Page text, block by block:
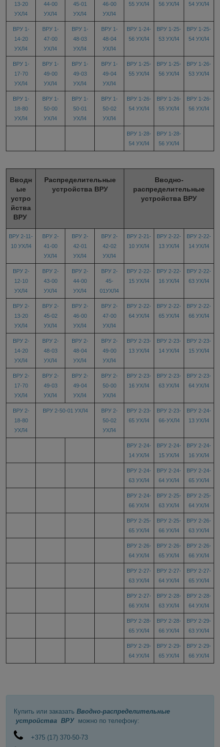
13-20
УХЛ4
44-00
УХЛ4
45-01
УХЛ4
46-00
УХЛ4
55 УХЛ4 56 УХЛ4 54 УХЛ4
ВРУ 1-
14-20
УХЛ4
ВРУ 1-
47-00
УХЛ4
ВРУ 1-
48-03
УХЛ4
ВРУ 1-
48-04
УХЛ4
ВРУ 1-24-
56 УХЛ4
ВРУ 1-25-
53 УХЛ4
ВРУ 1-25-
54 УХЛ4
ВРУ 1-
17-70
УХЛ4
ВРУ 1-
49-00
УХЛ4
ВРУ 1-
49-03
УХЛ4
ВРУ 1-
49-04
УХЛ4
ВРУ 1-25-
55 УХЛ4
ВРУ 1-25-
56 УХЛ4
ВРУ 1-26-
53 УХЛ4
ВРУ 1-
18-80
УХЛ4
ВРУ 1-
50-00
УХЛ4
ВРУ 1-
50-01
УХЛ4
ВРУ 1-
50-02
УХЛ4
ВРУ 1-26-
54 УХЛ4
ВРУ 1-26-
55 УХЛ4
ВРУ 1-26-
56 УХЛ4
ВРУ 1-28-
54 УХЛ4
ВРУ 1-28-
56 УХЛ4
Вводн
ые
устро
йства
ВРУ
Распределительные
устройства ВРУ
Вводно-
распределительные
устройства ВРУ
ВРУ 2-11-
10 УХЛ4
ВРУ 2-
41-00
УХЛ4
ВРУ 2-
42-01
УХЛ4
ВРУ 2-
42-02
УХЛ4
ВРУ 2-21-
10 УХЛ4
ВРУ 2-22-
13 УХЛ4
ВРУ 2-22-
14 УХЛ4
ВРУ 2-
12-10
УХЛ4
ВРУ 2-
43-00
УХЛ4
ВРУ 2-
44-00
УХЛ4
ВРУ 2-
45-
01УХЛ4
ВРУ 2-22-
15 УХЛ4
ВРУ 2-22-
16 УХЛ4
ВРУ 2-22-
63 УХЛ4
ВРУ 2-
13-20
УХЛ4
ВРУ 2-
45-02
УХЛ4
ВРУ 2-
46-00
УХЛ4
ВРУ 2-
47-00
УХЛ4
ВРУ 2-22-
64 УХЛ4
ВРУ 2-22-
65 УХЛ4
ВРУ 2-22-
66 УХЛ4
ВРУ 2-
14-20
УХЛ4
ВРУ 2-
48-03
УХЛ4
ВРУ 2-
48-04
УХЛ4
ВРУ 2-
49-00
УХЛ4
ВРУ 2-23-
13 УХЛ4
ВРУ 2-23-
14 УХЛ4
ВРУ 2-23-
15 УХЛ4
ВРУ 2-
17-70
УХЛ4
ВРУ 2-
49-03
УХЛ4
ВРУ 2-
49-04
УХЛ4
ВРУ 2-
50-00
УХЛ4
ВРУ 2-23-
16 УХЛ4
ВРУ 2-23-
63 УХЛ4
ВРУ 2-23-
64 УХЛ4
ВРУ 2-
18-80
УХЛ4
ВРУ 2-50-01 УХЛ4
ВРУ 2-
50-02
УХЛ4
ВРУ 2-23-
65 УХЛ4
ВРУ 2-23-
66-УХЛ4
ВРУ 2-24-
13 УХЛ4
ВРУ 2-24-
14 УХЛ4
ВРУ 2-24-
15 УХЛ4
ВРУ 2-24-
16 УХЛ4
ВРУ 2-24-
63 УХЛ4
ВРУ 2-24-
64 УХЛ4
ВРУ 2-24-
65 УХЛ4
ВРУ 2-24-
66 УХЛ4
ВРУ 2-25-
63 УХЛ4
ВРУ 2-25-
64 УХЛ4
ВРУ 2-25-
65 УХЛ4
ВРУ 2-25-
66 УХЛ4
ВРУ 2-26-
63 УХЛ4
ВРУ 2-26-
64 УХЛ4
ВРУ 2-26-
65 УХЛ4
ВРУ 2-26-
66 УХЛ4
ВРУ 2-27-
63 УХЛ4
ВРУ 2-27-
64 УХЛ4
ВРУ 2-27-
65 УХЛ4
ВРУ 2-27-
66 УХЛ4
ВРУ 2-28-
63 УХЛ4
ВРУ 2-28-
64 УХЛ4
ВРУ 2-28-
65 УХЛ4
ВРУ 2-28-
66 УХЛ4
ВРУ 2-29-
63 УХЛ4
ВРУ 2-29-
64 УХЛ4
ВРУ 2-29-
65 УХЛ4
ВРУ 2-29-
66 УХЛ4
Купить или заказать Вводно-распределительные
устройства ВРУ можно по телефону:
+375 (17) 370-50-73